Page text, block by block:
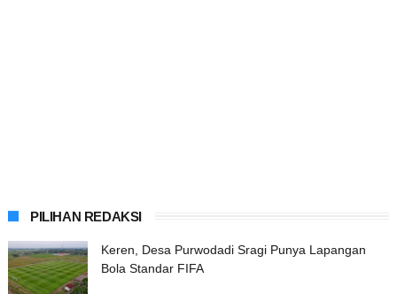
PILIHAN REDAKSI
Keren, Desa Purwodadi Sragi Punya Lapangan
Bola Standar FIFA